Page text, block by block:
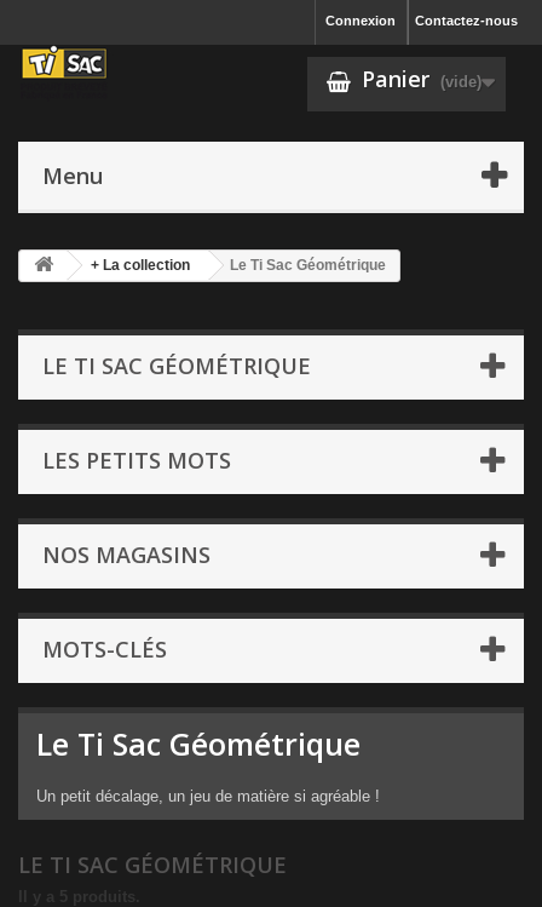
Contactez-nous
Connexion
Panier (vide)
Menu
+ La collection Le Ti Sac Géométrique
LE TI SAC GÉOMÉTRIQUE
LES PETITS MOTS
NOS MAGASINS
MOTS-CLÉS
Le Ti Sac Géométrique
Un petit décalage, un jeu de matière si agréable !
LE TI SAC GÉOMÉTRIQUE
Il y a 5 produits.